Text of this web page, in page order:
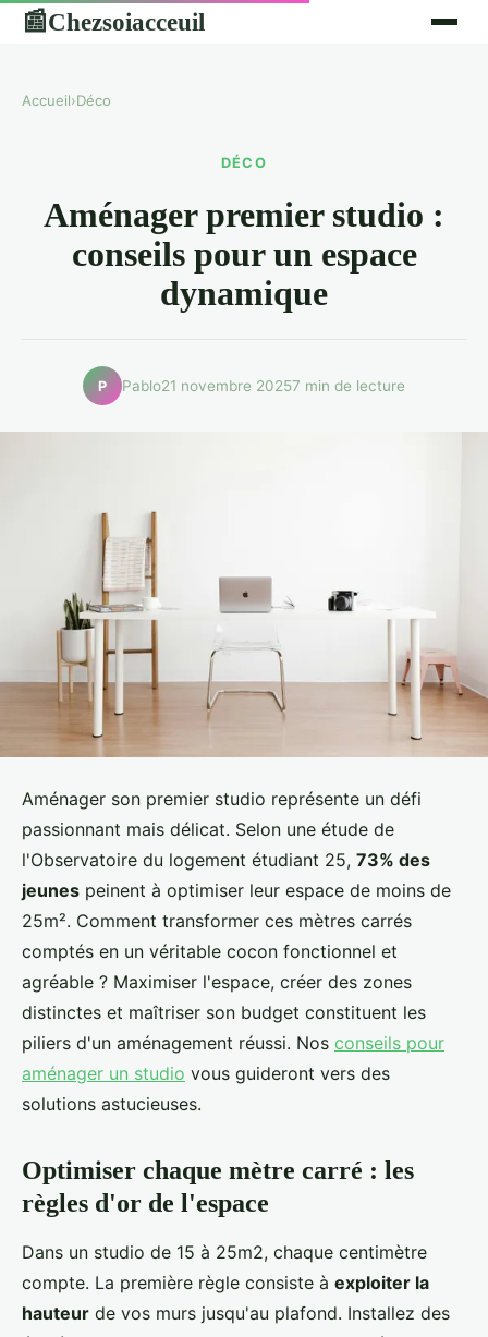
📰Chezsoiacceuil
Accueil›Déco
DÉCO
Aménager premier studio :
conseils pour un espace
dynamique
P Pablo21 novembre 20257 min de lecture
Aménager son premier studio représente un défi
passionnant mais délicat. Selon une étude de
l'Observatoire du logement étudiant 25, 73% des
jeunes peinent à optimiser leur espace de moins de
25m². Comment transformer ces mètres carrés
comptés en un véritable cocon fonctionnel et
agréable ? Maximiser l'espace, créer des zones
distinctes et maîtriser son budget constituent les
piliers d'un aménagement réussi. Nos conseils pour
aménager un studio vous guideront vers des
solutions astucieuses.
Optimiser chaque mètre carré : les
règles d'or de l'espace
Dans un studio de 15 à 25m2, chaque centimètre
compte. La première règle consiste à exploiter la
hauteur de vos murs jusqu'au plafond. Installez des